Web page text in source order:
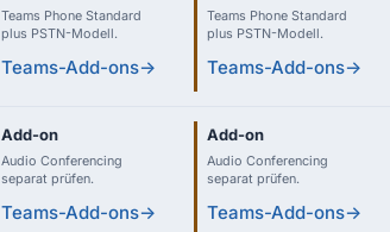
Teams Phone Standard
plus PSTN-Modell.
Teams-Add-ons→
Teams Phone Standard
plus PSTN-Modell.
Teams-Add-ons→
Add-on
Audio Conferencing
separat prüfen.
Teams-Add-ons→
Add-on
Audio Conferencing
separat prüfen.
Teams-Add-ons→